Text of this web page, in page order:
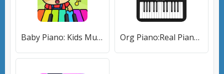
Baby Piano: Kids Music Games [МОД Unlocked] APK Android Org Piano:Real Piano Keyboard (Орг Пиано) [МОД Unlocked] APK Android